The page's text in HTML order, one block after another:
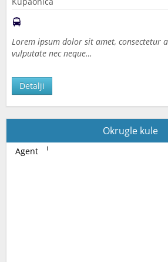
Lorem ipsum dolor sit amet, consectetur
vulputate nec neque…
Detalji
Okrugle kule
Agent